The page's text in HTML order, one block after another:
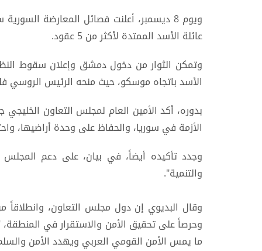
ويوم 8 ديسمبر، أعلنت فصائل المعارضة
عائلة الأسد الممتدة لأكثر من 5 عقود.
وتمكن الثوار من دخول دمشق وإعلان سقوط
الأسد باتجاه موسكو، حيث منحه الرئيس الروسي
بدوره، أكد الأمين العام لمجلس التعاون
الأزمة في سوريا، والحفاظ على وحدة أراضيها،
وجدد تأكيده أيضاً، في بيان، على دعم
والتنمية".
وقال البديوي إن دول مجلس التعاون، وانطلاقاً
وحرصاً على تحقيق الأمن والاستقرار في
ما يمس الأمن القومي العربي ويهدد الأمن